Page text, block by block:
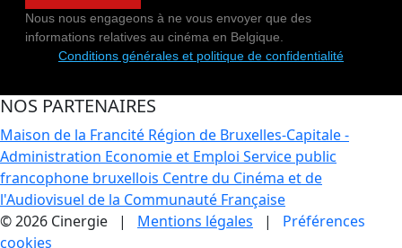
Nous nous engageons à ne vous envoyer que des
informations relatives au cinéma en Belgique.
Conditions générales et politique de confidentialité
NOS PARTENAIRES
Maison de la Francité Région de Bruxelles-Capitale -
Administration Economie et Emploi Service public
francophone bruxellois Centre du Cinéma et de
l'Audiovisuel de la Communauté Française
© 2026 Cinergie | Mentions légales | Préférences
cookies